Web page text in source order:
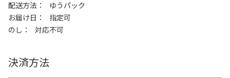
配送方法
ゆうパック
お届け日
指定可
のし
対応不可
決済方法